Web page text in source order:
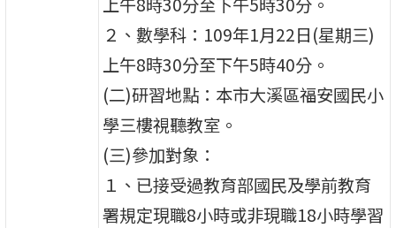
２、數學科：109年1月22日(星期三)
上午8時30分至下午5時40分。
(二)研習地點：本市大溪區福安國民小
學三樓視聽教室。
(三)參加對象：
１、已接受過教育部國民及學前教育
署規定現職8小時或非現職18小時學習